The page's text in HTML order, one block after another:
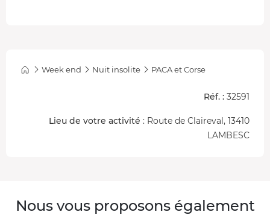
Week end Nuit insolite PACA et Corse
Réf. : 32591
Lieu de votre activité : Route de Claireval, 13410
LAMBESC
Nous vous proposons également